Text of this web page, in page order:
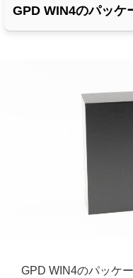
GPD WIN4のパッケ
GPD WIN4のパッケ